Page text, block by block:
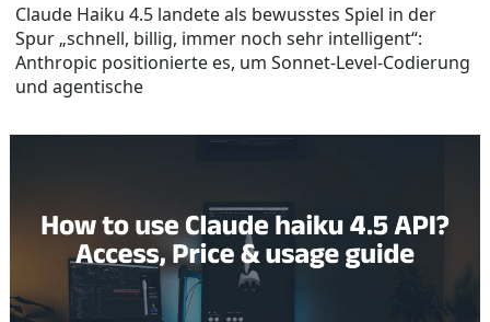
Claude Haiku 4.5 landete als bewusstes Spiel in der
Spur „schnell, billig, immer noch sehr intelligent“:
Anthropic positionierte es, um Sonnet-Level-Codierung
und agentische